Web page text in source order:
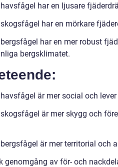
har en ljusare
har en mörkare
har en mer robust
bergsklimatet.
är mer social och
är mer skygg och
är mer territorial och
genomgång av för- och